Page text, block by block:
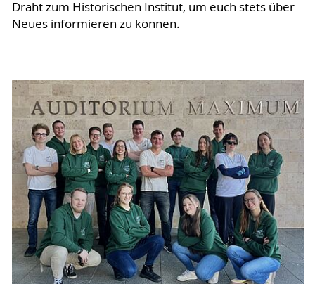
Draht zum Historischen Institut, um euch stets über
Neues informieren zu können.